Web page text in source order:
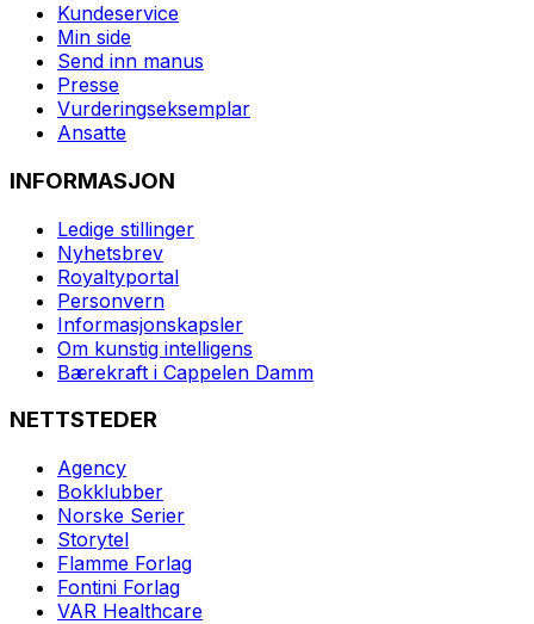
Kundeservice
Min side
Send inn manus
Presse
Vurderingseksemplar
Ansatte
INFORMASJON
Ledige stillinger
Nyhetsbrev
Royaltyportal
Personvern
Informasjonskapsler
Om kunstig intelligens
Bærekraft i Cappelen Damm
NETTSTEDER
Agency
Bokklubber
Norske Serier
Storytel
Flamme Forlag
Fontini Forlag
VAR Healthcare